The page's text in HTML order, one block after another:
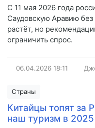
С 11 мая 2026 года
Саудовскую Аравию
растёт, но
ограничить спрос.
06.04.2026 18:11
Страны
Китайцы топят за
наш туризм в 2025